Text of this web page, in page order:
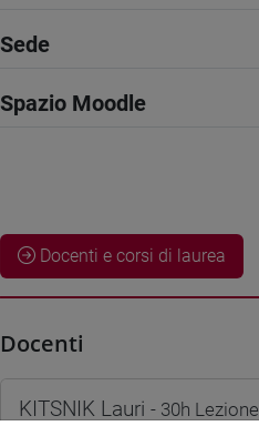
Sede
Spazio Moodle
Docenti e corsi di laurea
Docenti
KITSNIK Lauri - 30h Lezione